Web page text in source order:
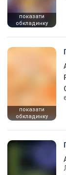
показати
обкладинку
показати
обкладинку